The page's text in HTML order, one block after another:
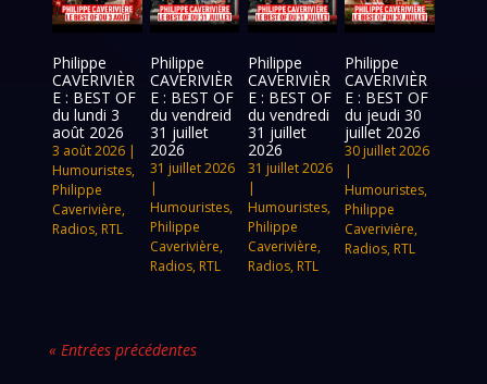
Philippe
CAVERIVIÈR
E : BEST OF
du lundi 3
août 2026
3 août 2026 |
Humouristes,
Philippe
Caverivière,
Radios, RTL
Philippe
CAVERIVIÈR
E : BEST OF
du vendreid
31 juillet
2026
31 juillet 2026
|
Humouristes,
Philippe
Caverivière,
Radios, RTL
Philippe
CAVERIVIÈR
E : BEST OF
du vendredi
31 juillet
2026
31 juillet 2026
|
Humouristes,
Philippe
Caverivière,
Radios, RTL
Philippe
CAVERIVIÈR
E : BEST OF
du jeudi 30
juillet 2026
30 juillet 2026
|
Humouristes,
Philippe
Caverivière,
Radios, RTL
« Entrées précédentes